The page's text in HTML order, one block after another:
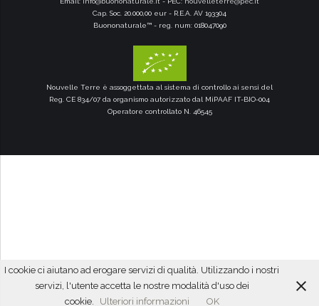
Cap. Soc. 20.000,00 eur - R.E.A. AV 193304
Buononaturale™ - reg. num: 018047090
Nouvelle Terre è assoggettata al sistema di controllo ai sensi del
Reg. CE 834/07 da organismo autorizzato dal MiPAAF IT-BIO-004
Operatore controllato N. 46545
I cookie ci aiutano ad erogare servizi di qualità. Utilizzando i nostri
servizi, l'utente accetta le nostre modalità d'uso dei
cookie.
Ulteriori informazioni OK